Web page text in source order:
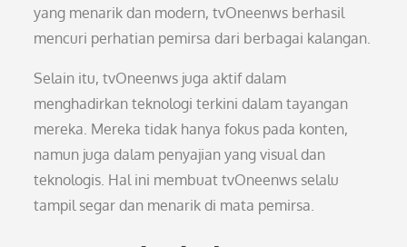
yang menarik dan modern, tvOneenws berhasil
mencuri perhatian pemirsa dari berbagai kalangan.
Selain itu, tvOneenws juga aktif dalam
menghadirkan teknologi terkini dalam tayangan
mereka. Mereka tidak hanya fokus pada konten,
namun juga dalam penyajian yang visual dan
teknologis. Hal ini membuat tvOneenws selalu
tampil segar dan menarik di mata pemirsa.